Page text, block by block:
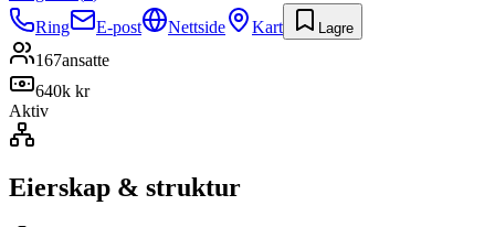
Ring
E-post Nettside Kart Lagre
167ansatte
640k kr
Aktiv
Eierskap & struktur